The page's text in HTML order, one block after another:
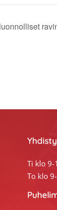
Ti klo 9-
To klo